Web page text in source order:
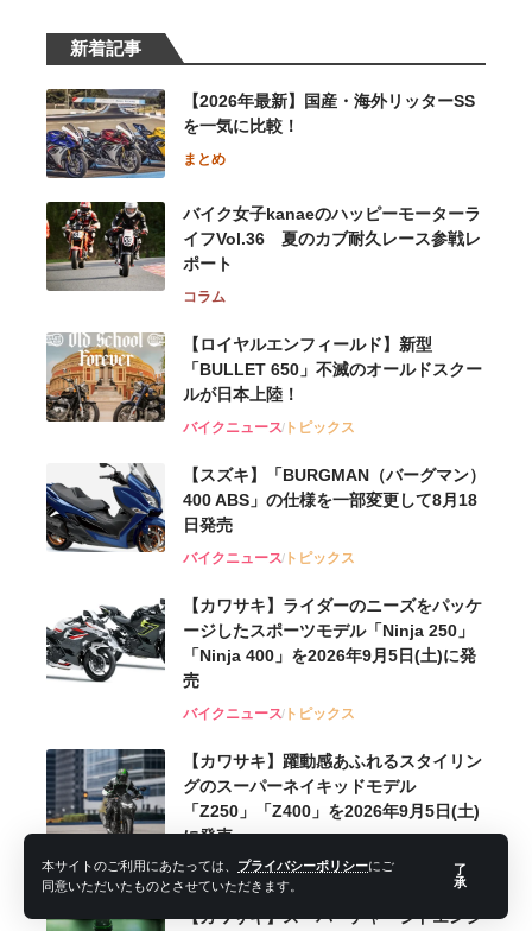
本サイトのご利用にあたっては、 プライバシーポリシーにご
同意いただいたものとさせていただきます。
了
承
新着記事
【2026年最新】国産・海外リッターSS
を一気に比較！
まとめ
バイク女子kanaeのハッピーモーターラ
イフVol.36 夏のカブ耐久レース参戦レ
ポート
コラム
【ロイヤルエンフィールド】新型
「BULLET 650」不滅のオールドスクー
ルが⽇本上陸！
バイクニューストピックス
【スズキ】「BURGMAN（バーグマン）
400 ABS」の仕様を一部変更して8月18
日発売
バイクニューストピックス
【カワサキ】ライダーのニーズをパッケ
ージしたスポーツモデル「Ninja 250」
「Ninja 400」を2026年9月5日(土)に発
売
バイクニューストピックス
【カワサキ】躍動感あふれるスタイリン
グのスーパーネイキッドモデル
「Z250」「Z400」を2026年9月5日(土)
に発売
バイクニューストピックス
【カワサキ】スーパーチャージドエンジ